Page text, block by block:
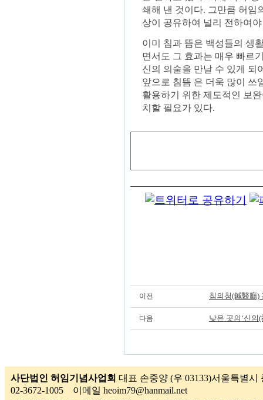
쇄해 낸 것이다. 그만큼 허임
상이 공유하여 널리 전하여
이미 침과 뜸은 백성들의 생
면서도 그 효과는 매우 빠르
신의 의술을 만날 수 있게 되
앞으로 침뜸 은 더욱 많이 쓰
활용하기 위한 제도적인 보
치할 필요가 있다.
이전 침의청(鍼醫廳)
다음 낮은 곳의‘신의
사단법인 허임기념사업회 대표 손중양 (우 03133)서울특별
02-3672-1005 이메일 heoim79@hanmail.net